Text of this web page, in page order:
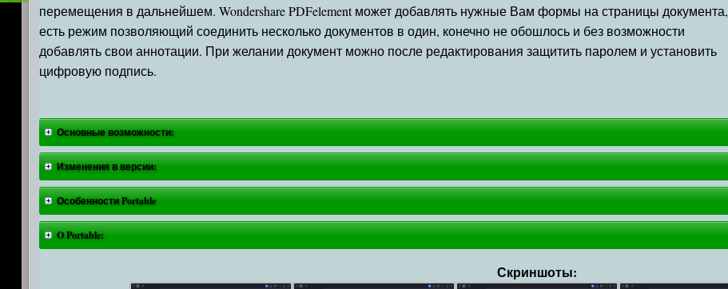
перемещения в дальнейшем. Wondershare PDFelement может добавлять нужные Вам формы на страницы документа,
есть режим позволяющий соединить несколько документов в один, конечно не обошлось и без возможности
добавлять свои аннотации. При желании документ можно после редактирования защитить паролем и установить
цифровую подпись.
Основные возможности:
Изменения в версии:
Особенности Portable
O Portable:
Скриншоты: